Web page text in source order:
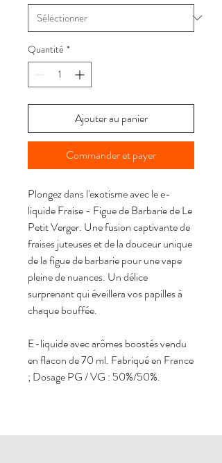
Quantité *
Ajouter au panier
Commander et payer
Plongez dans l'exotisme avec le e-
liquide Fraise - Figue de Barbarie de Le
Petit Verger. Une fusion captivante de
fraises juteuses et de la douceur unique
de la figue de barbarie pour une vape
pleine de nuances. Un délice
surprenant qui éveillera vos papilles à
chaque bouffée.
E-liquide avec arômes boostés vendu
en flacon de 70 ml. Fabriqué en France
; Dosage PG / VG : 50%/50%.